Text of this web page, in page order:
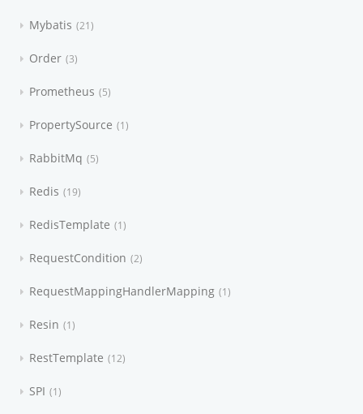
Mybatis 21
Order 3
Prometheus 5
PropertySource 1
RabbitMq 5
Redis 19
RedisTemplate 1
RequestCondition 2
RequestMappingHandlerMapping 1
Resin 1
RestTemplate 12
SPI 1